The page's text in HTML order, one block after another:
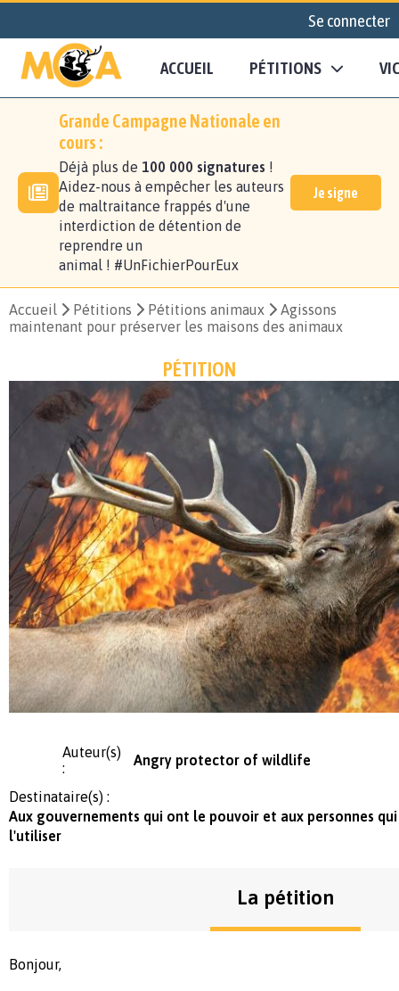
Se connecter
ACCUEIL PÉTITIONS
Grande Campagne Nationale en
cours :
Déjà plus de 100 000 signatures !
Aidez-nous à empêcher les auteurs
de maltraitance frappés d'une
interdiction de détention de
reprendre un
animal ! #UnFichierPourEux
Je signe
Accueil Pétitions Pétitions animaux
Agissons
maintenant pour préserver les maisons des animaux
PÉTITION
Auteur(s)
:
Angry protector of wildlife
Destinataire(s) :
Aux gouvernements qui ont le pouvoir et aux personnes
l'utiliser
La pétition
Bonjour,